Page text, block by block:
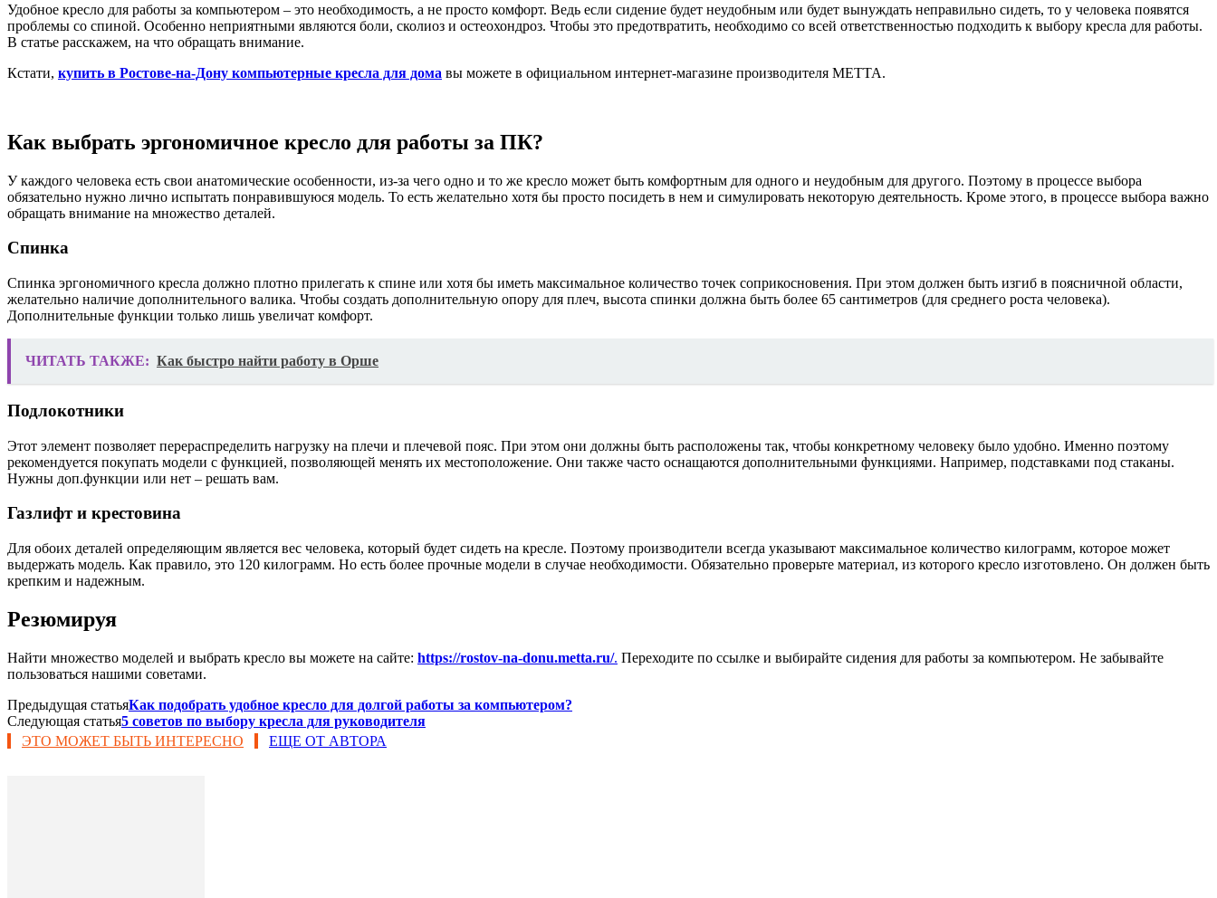
Удобное кресло для работы за компьютером – это необходимость, а не просто комфорт. Ведь если сидение будет неудобным или будет вынуждать неправильно сидеть, то у человека появятся
проблемы со спиной. Особенно неприятными являются боли, сколиоз и остеохондроз. Чтобы это предотвратить, необходимо со всей ответственностью подходить к выбору кресла для работы.
В статье расскажем, на что обращать внимание.
Кстати, купить в Ростове-на-Дону компьютерные кресла для дома вы можете в официальном интернет-магазине производителя МЕТТА.
Как выбрать эргономичное кресло для работы за ПК?
У каждого человека есть свои анатомические особенности, из-за чего одно и то же кресло может быть комфортным для одного и неудобным для другого. Поэтому в процессе выбора
обязательно нужно лично испытать понравившуюся модель. То есть желательно хотя бы просто посидеть в нем и симулировать некоторую деятельность. Кроме этого, в процессе выбора важно
обращать внимание на множество деталей.
Спинка
Спинка эргономичного кресла должно плотно прилегать к спине или хотя бы иметь максимальное количество точек соприкосновения. При этом должен быть изгиб в поясничной области,
желательно наличие дополнительного валика. Чтобы создать дополнительную опору для плеч, высота спинки должна быть более 65 сантиметров (для среднего роста человека).
Дополнительные функции только лишь увеличат комфорт.
ЧИТАТЬ ТАКЖЕ: Как быстро найти работу в Орше
Подлокотники
Этот элемент позволяет перераспределить нагрузку на плечи и плечевой пояс. При этом они должны быть расположены так, чтобы конкретному человеку было удобно. Именно поэтому
рекомендуется покупать модели с функцией, позволяющей менять их местоположение. Они также часто оснащаются дополнительными функциями. Например, подставками под стаканы.
Нужны доп.функции или нет – решать вам.
Газлифт и крестовина
Для обоих деталей определяющим является вес человека, который будет сидеть на кресле. Поэтому производители всегда указывают максимальное количество килограмм, которое может
выдержать модель. Как правило, это 120 килограмм. Но есть более прочные модели в случае необходимости. Обязательно проверьте материал, из которого кресло изготовлено. Он должен быть
крепким и надежным.
Резюмируя
Найти множество моделей и выбрать кресло вы можете на сайте: https://rostov-na-donu.metta.ru/. Переходите по ссылке и выбирайте сидения для работы за компьютером. Не забывайте
пользоваться нашими советами.
Предыдущая статьяКак подобрать удобное кресло для долгой работы за компьютером?
Следующая статья5 советов по выбору кресла для руководителя
ЭТО МОЖЕТ БЫТЬ ИНТЕРЕСНО
ЕЩЕ ОТ АВТОРА